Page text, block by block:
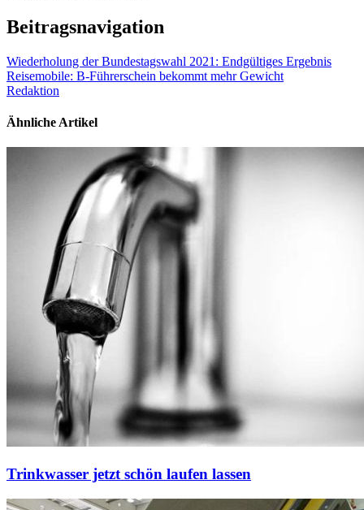
Beitragsnavigation
Wiederholung der Bundestagswahl 2021: Endgültiges Ergebnis
Reisemobile: B-Führerschein bekommt mehr Gewicht
Redaktion
Ähnliche Artikel
Trinkwasser jetzt schön laufen lassen